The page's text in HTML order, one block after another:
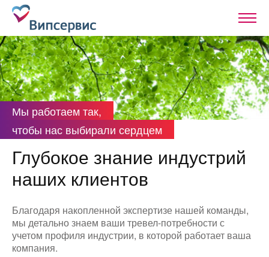
Мы работаем так,
чтобы нас выбирали сердцем
Глубокое знание индустрий
наших клиентов
Благодаря накопленной экспертизе нашей команды,
мы детально знаем ваши тревел-потребности с
учетом профиля индустрии, в которой работает ваша
компания.